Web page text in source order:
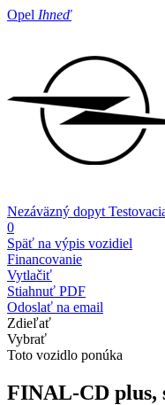
Opel Ihneď
Nezáväzný dopyt
0
Späť na výpis vozidiel
Financovanie
Vytlačiť
Stiahnuť PDF
Odoslať na email
Zdieľať
Vybrať
Toto vozidlo ponúka
FINAL-CD plus,